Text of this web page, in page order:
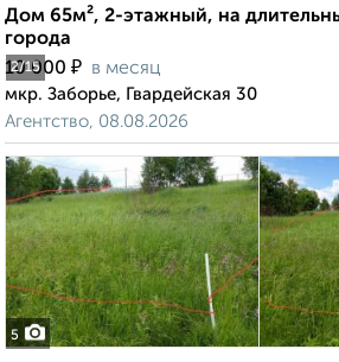
2/15
Дом 65м², 2-этажный, на
города
10 000 ₽ в месяц
мкр. Заборье, Гвардейская 30
Агентство, 08.08.2026
5